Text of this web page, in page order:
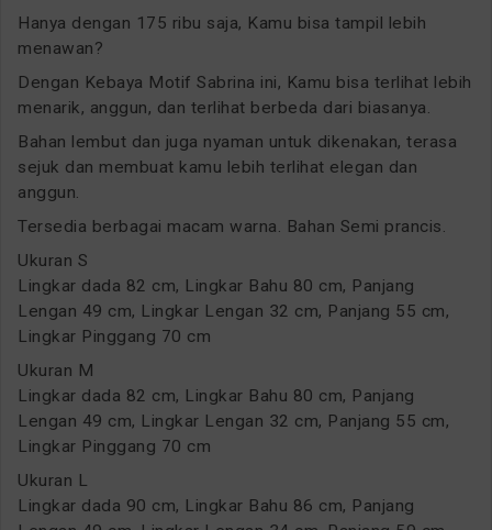
Hanya dengan 175 ribu saja, Kamu bisa tampil lebih
menawan?
Dengan Kebaya Motif Sabrina ini, Kamu bisa terlihat lebih
menarik, anggun, dan terlihat berbeda dari biasanya.
Bahan lembut dan juga nyaman untuk dikenakan, terasa
sejuk dan membuat kamu lebih terlihat elegan dan
anggun.
Tersedia berbagai macam warna. Bahan Semi prancis.
Ukuran S
Lingkar dada 82 cm, Lingkar Bahu 80 cm, Panjang
Lengan 49 cm, Lingkar Lengan 32 cm, Panjang 55 cm,
Lingkar Pinggang 70 cm
Ukuran M
Lingkar dada 82 cm, Lingkar Bahu 80 cm, Panjang
Lengan 49 cm, Lingkar Lengan 32 cm, Panjang 55 cm,
Lingkar Pinggang 70 cm
Ukuran L
Lingkar dada 90 cm, Lingkar Bahu 86 cm, Panjang